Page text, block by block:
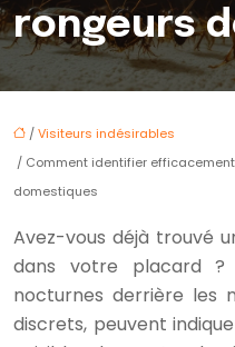
rongeurs
/Visiteurs indésirables
/ Comment identifier
domestiques
Avez-vous déjà trouvé
dans votre placard ?
nocturnes derrière les
discrets, peuvent